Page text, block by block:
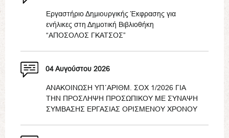
Εργαστήριο Δημιουργικής Έκφρασης για
ενήλικες στη Δημοτική Βιβλιοθήκη
“ΑΠΟΣΟΛΟΣ ΓΚΑΤΣΟΣ”
04 Αυγούστου 2026
ΑΝΑΚΟΙΝΩΣΗ ΥΠ΄ΑΡΙΘΜ. ΣΟΧ 1/2026 ΓΙΑ
ΤΗΝ ΠΡΟΣΛΗΨΗ ΠΡΟΣΩΠΙΚΟΥ ΜΕ ΣΥΝΑΨΗ
ΣΥΜΒΑΣΗΣ ΕΡΓΑΣΙΑΣ ΟΡΙΣΜΕΝΟΥ ΧΡΟΝΟΥ